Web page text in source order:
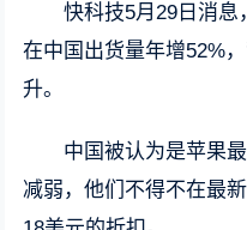
快科技5月29日消息
在中国出货量年增52%
升。
中国被认为是苹果
减弱，他们不得不在最